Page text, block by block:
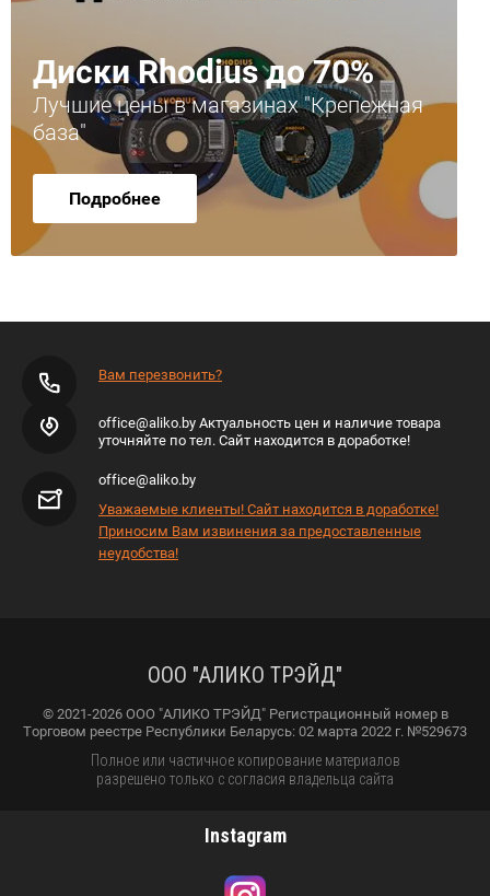
Диски Rhodius до 70%
Лучшие цены в магазинах "Крепежная
база"
Подробнее
Вам перезвонить?
office@aliko.by Актуальность цен и наличие товара
уточняйте по тел. Сайт находится в доработке!
office@aliko.by
Уважаемые клиенты! Сайт находится в доработке!
Приносим Вам извинения за предоставленные
неудобства!
ООО "АЛИКО ТРЭЙД"
© 2021-2026 ООО "АЛИКО ТРЭЙД" Регистрационный номер в
Торговом реестре Республики Беларусь: 02 марта 2022 г. №529673
Полное или частичное копирование материалов
разрешено только с согласия владельца сайта
Instagram